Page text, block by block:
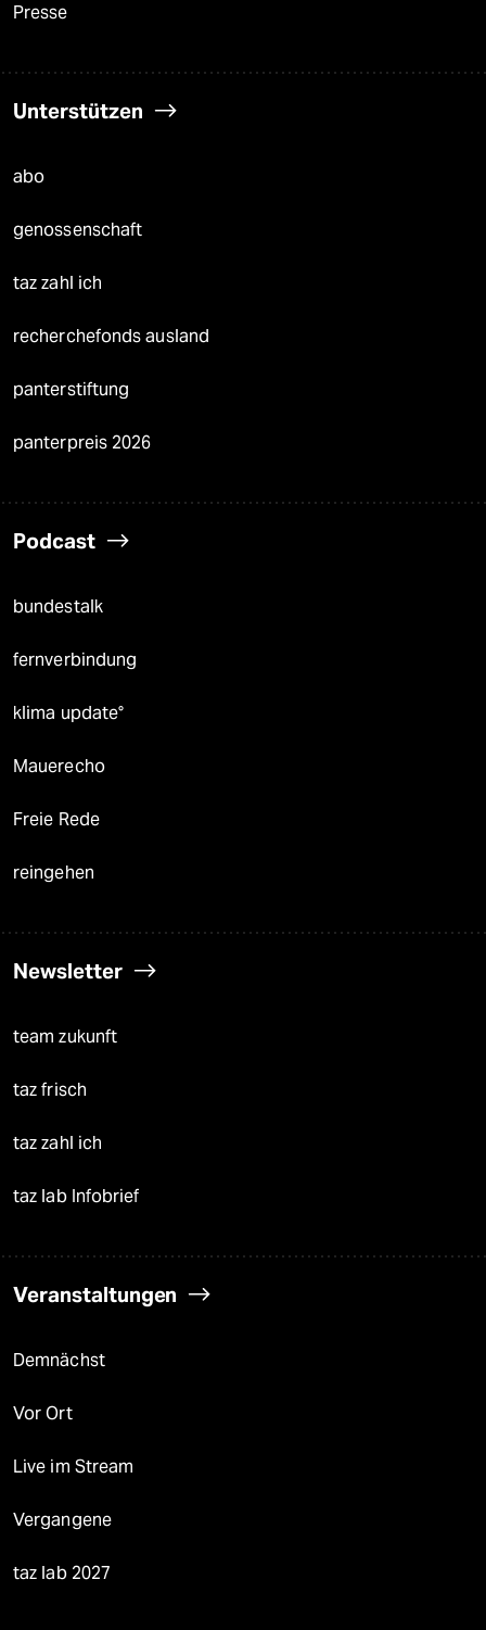
Presse
Unterstützen
abo
genossenschaft
taz zahl ich
recherchefonds ausland
panterstiftung
panterpreis 2026
Podcast
bundestalk
fernverbindung
klima update°
Mauerecho
Freie Rede
reingehen
Newsletter
team zukunft
taz frisch
taz zahl ich
taz lab Infobrief
Veranstaltungen
Demnächst
Vor Ort
Live im Stream
Vergangene
taz lab 2027